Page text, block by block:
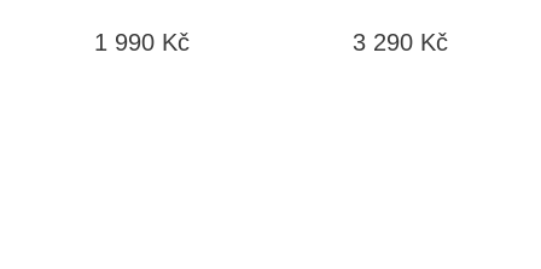
1 990 Kč
190 dní + zkrácení
3 290 Kč